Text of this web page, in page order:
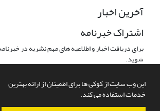
این وب سایت از کوکی ها برای اطمینان از ارائه بهترین
خدمات استفاده می کند.
آخرین اخبار
اشتراک خبرنامه
برای دریافت اخبار و اطلاعیه های مهم نشریه در
شوید.